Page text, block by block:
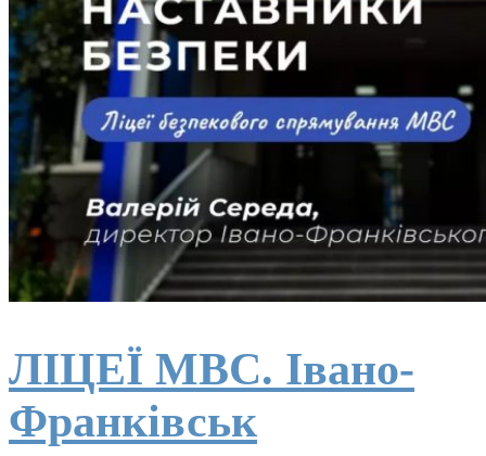
ЛІЦЕЇ МВС. Івано-
Франківськ